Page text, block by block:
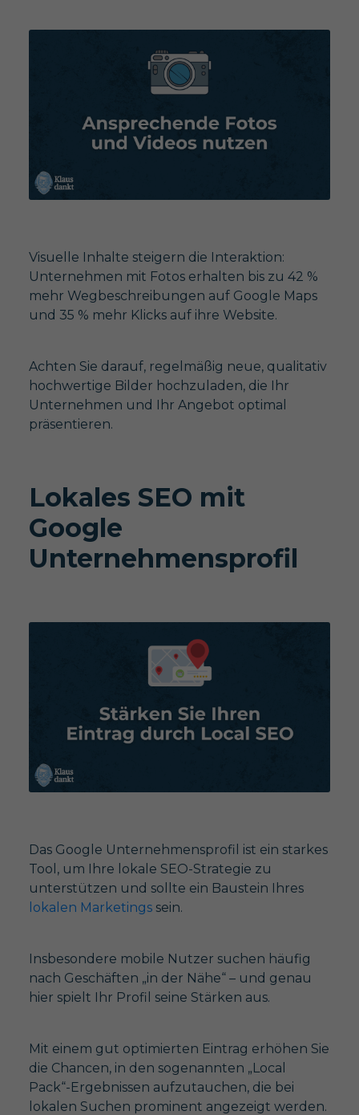
Visuelle Inhalte steigern die Interaktion:
Unternehmen mit Fotos erhalten bis zu 42 %
mehr Wegbeschreibungen auf Google Maps
und 35 % mehr Klicks auf ihre Website.
Achten Sie darauf, regelmäßig neue, qualitativ
hochwertige Bilder hochzuladen, die Ihr
Unternehmen und Ihr Angebot optimal
präsentieren.
Lokales SEO mit
Google
Unternehmensprofil
Das Google Unternehmensprofil ist ein starkes
Tool, um Ihre lokale SEO-Strategie zu
unterstützen und sollte ein Baustein Ihres
lokalen Marketingssein.
Insbesondere mobile Nutzer suchen häufig
nach Geschäften „in der Nähe“ – und genau
hier spielt Ihr Profil seine Stärken aus.
Mit einem gut optimierten Eintrag erhöhen Sie
die Chancen, in den sogenannten „Local
Pack“-Ergebnissen aufzutauchen, die bei
lokalen Suchen prominent angezeigt werden.